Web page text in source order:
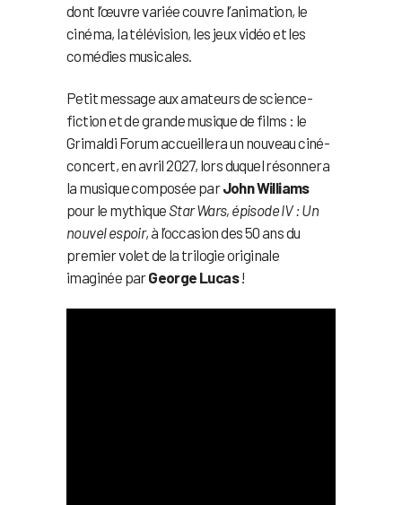
dont l’œuvre variée couvre l’animation, le
cinéma, la télévision, les jeux vidéo et les
comédies musicales.
Petit message aux amateurs de science-
fiction et de grande musique de films : le
Grimaldi Forum accueillera un nouveau ciné-
concert, en avril 2027, lors duquel résonnera
la musique composée parJohn Williams
pour le mythique Star Wars, épisode IV : Un
nouvel espoir, à l’occasion des 50 ans du
premier volet de la trilogie originale
imaginée parGeorge Lucas!